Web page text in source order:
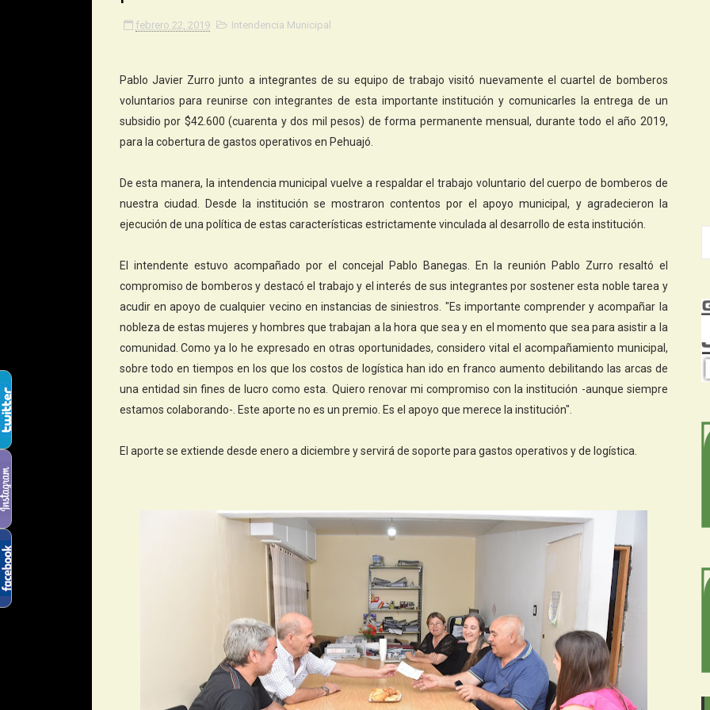
febrero 22, 2019 Intendencia Municipal
Pablo Javier Zurro junto a integrantes de su equipo de trabajo visitó nuevamente el cuartel de bomberos
voluntarios para reunirse con integrantes de esta importante institución y comunicarles la entrega de un
subsidio por $42.600 (cuarenta y dos mil pesos) de forma permanente mensual, durante todo el año 2019,
para la cobertura de gastos operativos en Pehuajó.
De esta manera, la intendencia municipal vuelve a respaldar el trabajo voluntario del cuerpo de bomberos de
nuestra ciudad. Desde la institución se mostraron contentos por el apoyo municipal, y agradecieron la
ejecución de una política de estas características estrictamente vinculada al desarrollo de esta institución.
El intendente estuvo acompañado por el concejal Pablo Banegas. En la reunión Pablo Zurro resaltó el
compromiso de bomberos y destacó el trabajo y el interés de sus integrantes por sostener esta noble tarea y
acudir en apoyo de cualquier vecino en instancias de siniestros. "Es importante comprender y acompañar la
nobleza de estas mujeres y hombres que trabajan a la hora que sea y en el momento que sea para asistir a la
comunidad. Como ya lo he expresado en otras oportunidades, considero vital el acompañamiento municipal,
sobre todo en tiempos en los que los costos de logística han ido en franco aumento debilitando las arcas de
una entidad sin fines de lucro como esta. Quiero renovar mi compromiso con la institución -aunque siempre
estamos colaborando-. Este aporte no es un premio. Es el apoyo que merece la institución".
El aporte se extiende desde enero a diciembre y servirá de soporte para gastos operativos y de logística.